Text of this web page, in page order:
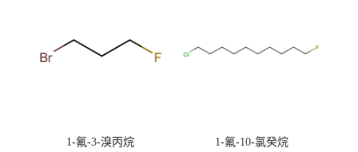
1-氟-3-溴丙烷 1-氟-10-氯癸烷